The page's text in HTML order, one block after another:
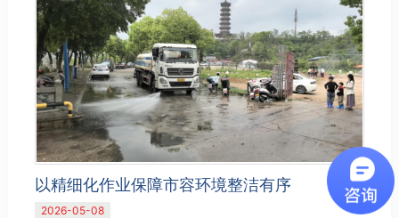
以精细化作业保障市容环境整洁有序
2026-05-08